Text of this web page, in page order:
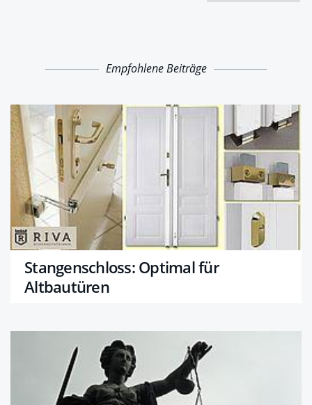
Empfohlene Beiträge
Stangenschloss: Optimal für
Altbautüren